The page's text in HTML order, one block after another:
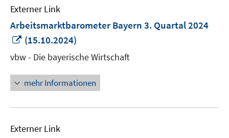
Externer Link
Arbeitsmarktbarometer Bayern 3. Quartal 2024
In
neuem
Fenster
öffnen
(15.10.2024)
vbw - Die bayerische Wirtschaft
mehr Informationen
Externer Link